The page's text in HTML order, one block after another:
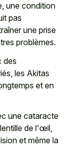
une condition
pas
une prise
problèmes.
des
les Akitas
et en
une cataracte
de l'œil,
et même la